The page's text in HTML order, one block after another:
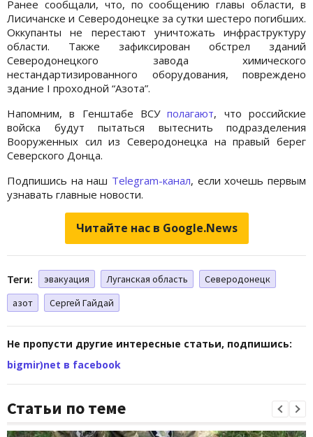
Ранее сообщали, что, по сообщению главы области, в
Лисичанске и Северодонецке за сутки шестеро погибших.
Оккупанты не перестают уничтожать инфраструктуру
области. Также зафиксирован обстрел зданий
Северодонецкого завода химического
нестандартизированного оборудования, повреждено
здание I проходной “Азота”.
Напомним, в Генштабе ВСУполагают, что российские
войска будут пытаться вытеснить подразделения
Вооруженных сил из Северодонецка на правый берег
Северского Донца.
Подпишись на наш Telegram-канал, если хочешь первым
узнавать главные новости.
Читайте нас в Google.News
Теги: эвакуация Луганская область
Северодонецк
азот
Сергей Гайдай
Не пропусти другие интересные статьи, подпишись:
bigmir)net в facebook
Статьи по теме